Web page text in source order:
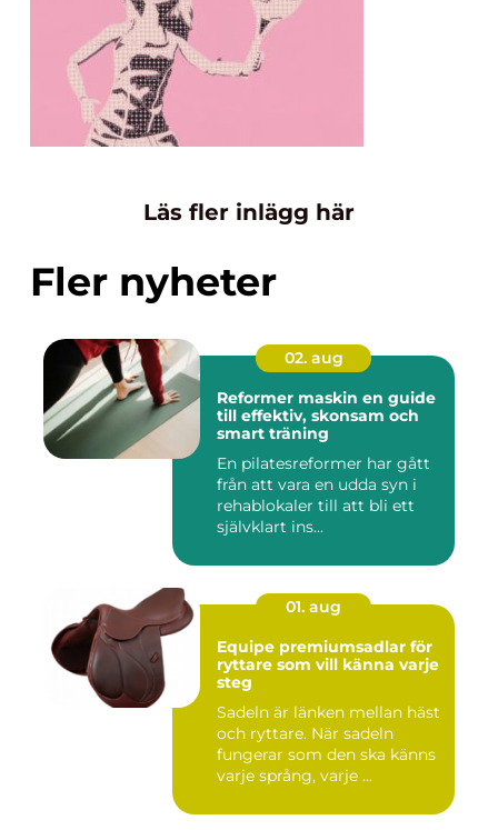
Läs fler inlägg här
Fler nyheter
02. aug
Reformer maskin en guide
till effektiv, skonsam och
smart träning
En pilatesreformer har gått
från att vara en udda syn i
rehablokaler till att bli ett
självklart ins...
01. aug
Equipe premiumsadlar för
ryttare som vill känna varje
steg
Sadeln är länken mellan häst
och ryttare. När sadeln
fungerar som den ska känns
varje språng, varje ...